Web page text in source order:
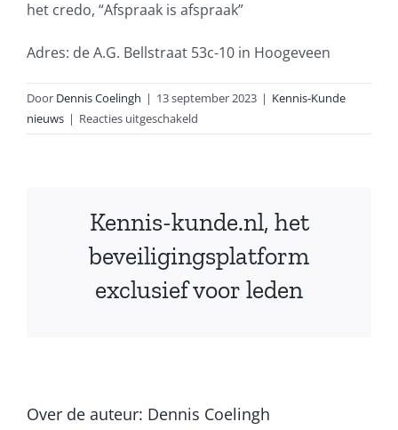
het credo, “Afspraak is afspraak”
Adres: de A.G. Bellstraat 53c-10 in Hoogeveen
Door Dennis Coelingh | 13 september 2023 | Kennis-Kunde
nieuws | Reacties uitgeschakeld
Nieuwe
Kennis-kunde.nl, het
beveiligingsplatform
exclusief voor leden
Over de auteur: Dennis Coelingh